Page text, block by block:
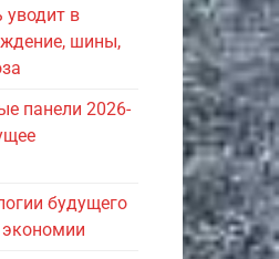
в
шины,
панели 2026-
будущего
экономии